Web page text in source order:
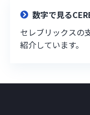
数字で見る
セレブリックスの
紹介しています。